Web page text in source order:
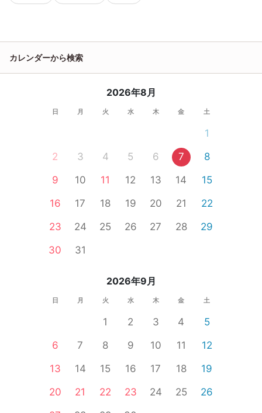
カレンダーから検索
2026年8月
日 月 火 水 木 金 土
1
2
3 4 5 6 7
8
9
10 11 12 13 14
15
16
17 18 19 20 21
22
23
24 25 26 27 28
29
30
31
2026年9月
日 月 火 水 木 金 土
1 2 3 4
5
6
7 8 9 10 11
12
13
14 15 16 17 18
19
20
21 22 23 24 25
26